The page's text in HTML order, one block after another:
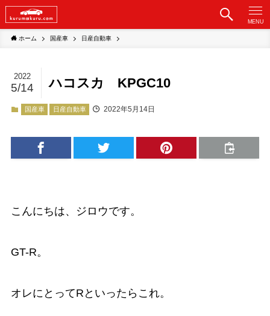
MENU
ホーム 国産車 日産自動車
ハコスカ KPGC10
2022
5/14
国産車 日産自動車 2022年5月14日
こんにちは、ジロウです。
GT-R。
オレにとってRといったらこれ。